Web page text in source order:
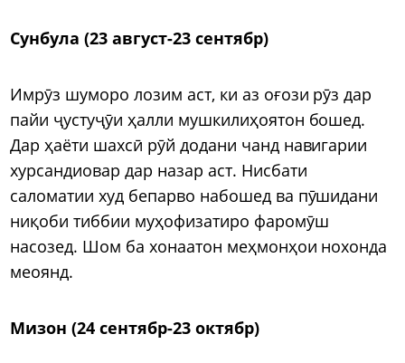
Сунбула (23 август-23 сентябр)
Имрӯз шуморо лозим аст, ки аз оғози рӯз дар
пайи ҷустуҷӯи ҳалли мушкилиҳоятон бошед.
Дар ҳаёти шахсӣ рӯй додани чанд навигарии
хурсандиовар дар назар аст. Нисбати
саломатии худ бепарво набошед ва пӯшидани
ниқоби тиббии муҳофизатиро фаромӯш
насозед. Шом ба хонаатон меҳмонҳои нохонда
меоянд.
Мизон (24 сентябр-23 октябр)